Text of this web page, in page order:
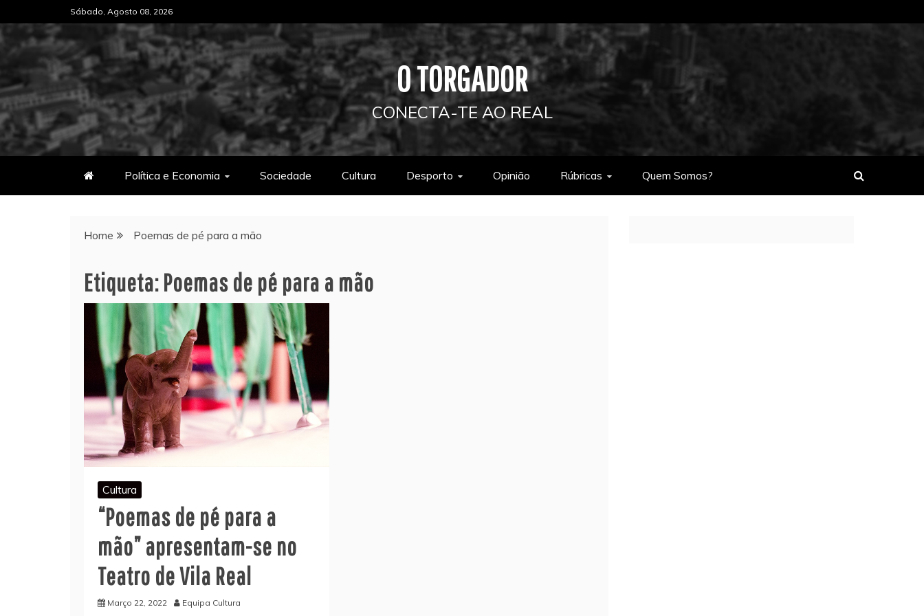
to
content
Sábado, Agosto 08, 2026
O TORGADOR
CONECTA-TE AO REAL
Política e Economia Sociedade Cultura Desporto Opinião Rúbricas Quem Somos?
Home Poemas de pé para a mão
Etiqueta:Poemas de pé para a mão
Cultura
“Poemas de pé para a
mão” apresentam-se no
Teatro de Vila Real
Março 22, 2022 Equipa Cultura